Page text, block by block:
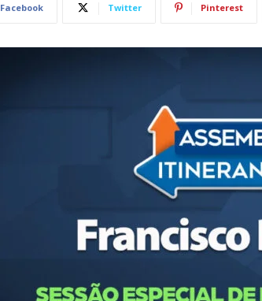
Facebook Twitter Pinterest